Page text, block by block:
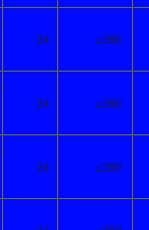
24 ≤280
24 ≤280
24 ≤280